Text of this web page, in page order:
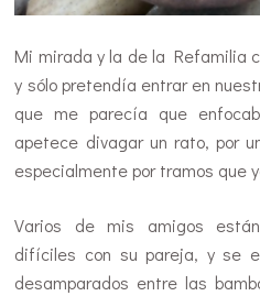
Mi mirada y la de la Refamilia
y sólo pretendía entrar en
que me parecía que
apetece divagar un rato, por
especialmente por tramos que
Varios de mis amigos
difíciles con su pareja, y se
desamparados entre las